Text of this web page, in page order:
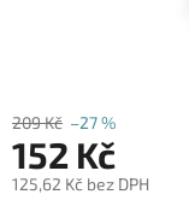
209 Kč –27 %
152 Kč
125,62 Kč bez DPH